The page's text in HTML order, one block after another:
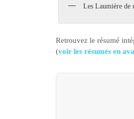
Les Laumière de
Retrouvez le résumé
(voir les résumés en